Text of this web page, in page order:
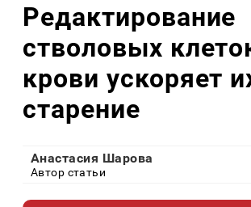
Редактирование
стволовых
крови ускоряет
старение
Анастасия Шарова
Автор статьи